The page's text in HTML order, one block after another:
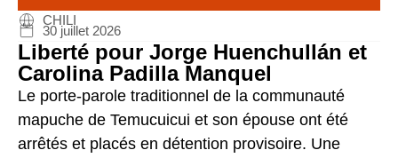
CHILI
30 juillet 2026
Liberté pour Jorge Huenchullán et
Carolina Padilla Manquel
Le porte-parole traditionnel de la communauté
mapuche de Temucuicui et son épouse ont été
arrêtés et placés en détention provisoire. Une